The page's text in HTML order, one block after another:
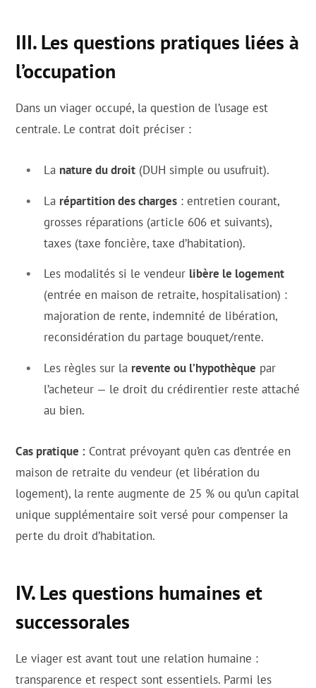
III. Les questions pratiques liées à
l’occupation
Dans un viager occupé, la question de l’usage est
centrale. Le contrat doit préciser :
La nature du droit (DUH simple ou usufruit).
La répartition des charges : entretien courant,
grosses réparations (article 606 et suivants),
taxes (taxe foncière, taxe d’habitation).
Les modalités si le vendeur libère le logement
(entrée en maison de retraite, hospitalisation) :
majoration de rente, indemnité de libération,
reconsidération du partage bouquet/rente.
Les règles sur la revente ou l’hypothèque par
l’acheteur — le droit du crédirentier reste attaché
au bien.
Cas pratique : Contrat prévoyant qu’en cas d’entrée en
maison de retraite du vendeur (et libération du
logement), la rente augmente de 25 % ou qu’un capital
unique supplémentaire soit versé pour compenser la
perte du droit d’habitation.
IV. Les questions humaines et
successorales
Le viager est avant tout une relation humaine :
transparence et respect sont essentiels. Parmi les